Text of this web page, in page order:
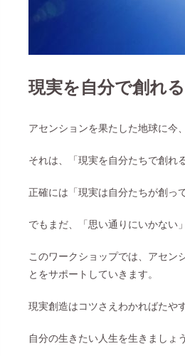
現実を自分で創れ
アセンションを果たした地球に今
それは、「現実を自分たちで創れ
正確には「現実は自分たちが創っ
でもまだ、「思い通りにいかない
このワークショップでは、アセン
とをサポートしていきます。
現実創造はコツさえわかればたや
自分の生きたい人生を生きましょ